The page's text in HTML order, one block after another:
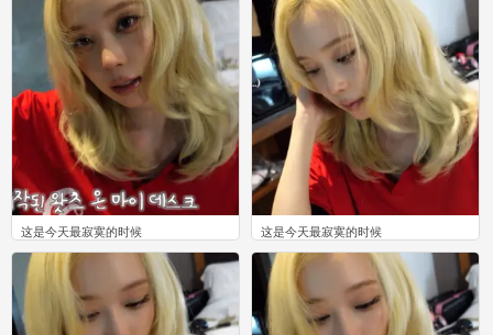
这是今天最寂寞的时候
0
这是今天最寂寞的时候
0